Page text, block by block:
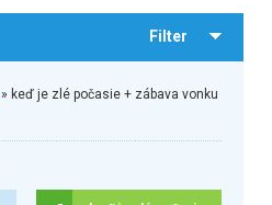
Filter
» keď je zlé počasie + zábava vonku